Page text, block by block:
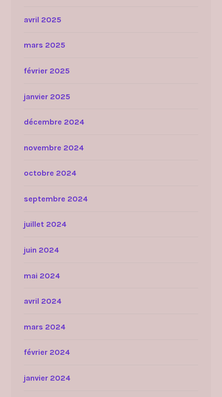
avril 2025
mars 2025
février 2025
janvier 2025
décembre 2024
novembre 2024
octobre 2024
septembre 2024
juillet 2024
juin 2024
mai 2024
avril 2024
mars 2024
février 2024
janvier 2024